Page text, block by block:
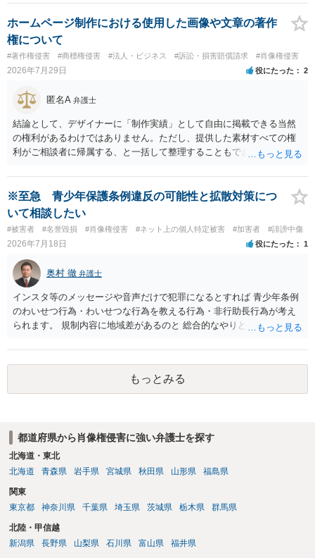
推測できる」という点は、裁判で争われた場合に「専ら顧客吸引力の
利用を目的とする」と判断される余地を残すため、一定の注意が必要
です。 また、広告収益の有無は、侵害判断に一定の影響を与える可能
性がありますが、決定的要因ではありません。 パブリシティ権侵害の
成否は、主に「専ら顧客吸引力の利用を目的とするか」という点で判
断されます。広告収益があることは「商業的目的」を強く示す要素で
すが、それだけで直ちに侵害となるわけではありません。完全無償・
非営利であれば「表現の自由」「創作物」としての側面が強く評価さ
れる可能性があります。一方、広告収益がある場合は「商業利用」と
しての色彩が強まり、リスクが高まる可能性があります。 公開前に変
更・確認しておく事項については、公開の場でアドバイスするにも限
界があるかと思うので、資料等を持参の上、弁護士に相談されること
も一つかと存じます。
ホームページ制作における使用した画像や文章の著作
権について
#著作権侵害 #商標権侵害 #法人・ビジネス #訴訟・損害賠償請求 #肖像権侵害
2026年7月29日 役にたった 2
匿名A 弁護士
結論として、デザイナーに「制作実績」として自由に掲載できる当然
の権利があるわけではありません。ただし、提供した素材すべての権
利がご相談者に帰属する、と一括して整理することもできません。 ご
身が著作権者です。 他方、ブランド名、文字主体のロゴ、商品情報、
短いキャッチコピー、販売コンセプトなどは、通常、著作物には当た
りません。ただし、ロゴに独自の図形やイラスト等が含まれる場合に
は、その表現部分が著作物となる可能性があります。 また、人物写真
の著作権は撮影者に、肖像に関する権利は被写体本人に帰属します
（著作権法2条・17条）。 ウェブサイト全体に当然に著作権が生じる
わけではありません。デザイナーが独自に制作したイラストやバナー
等は別として、一般的なレイアウトや配色、依頼者から提供された素
材を希望に沿って配置した部分には、通常、著作物性は認められにく
いと考えられます。仮に具体的な画面構成の一部に創作性が認められ
ても、その権利は当該部分に限られ、ご相談者の写真や文章等を制作
実績として掲載する権限まで当然に生じるものではありません。 もっ
とも、契約書がなくても、見積書、メール、利用規約等に実績掲載へ
の同意があれば別です。また、単に制作を担当した事実を記載した
り、公開中のサイトへリンクしたりする行為まで当然に禁止できると
は限りません。 人物写真については、通常のSNSへの無断掲載と同
める方向の事情となりますが、自動的に肖像権侵害となるわけではあ
を確認したうえで、「提供素材及びこれを含む画面の複製・SNS掲載
を許諾しない」と書面で明確に通知することをお勧めします。すでに
掲載された場合は、URL、掲載日時、画面を保存してから削除を求め
てください。
※至急 青少年保護条例違反の可能性と拡散対策につ
いて相談したい
#被害者 #名誉毀損 #肖像権侵害 #ネット上の個人特定被害 #加害者 #誹謗中傷
2026年7月18日 役にたった 1
奥村 徹 弁護士
インスタ等のメッセージや音声だけで犯罪になるとすれば 青少年条例
のわいせつ行為・わいせつな行為を教える行為・非行助長行為が考え
られます。 規制内容に地域差があるのと 総合的なやりとりの内容で判
す。
もっとみる
都道府県から肖像権侵害に強い弁護士を探す
北海道・東北
北海道
青森県 岩手県 宮城県 秋田県 山形県 福島県
関東
東京都
神奈川県 千葉県 埼玉県 茨城県 栃木県 群馬県
北陸・甲信越
新潟県
長野県 山梨県 石川県 富山県 福井県